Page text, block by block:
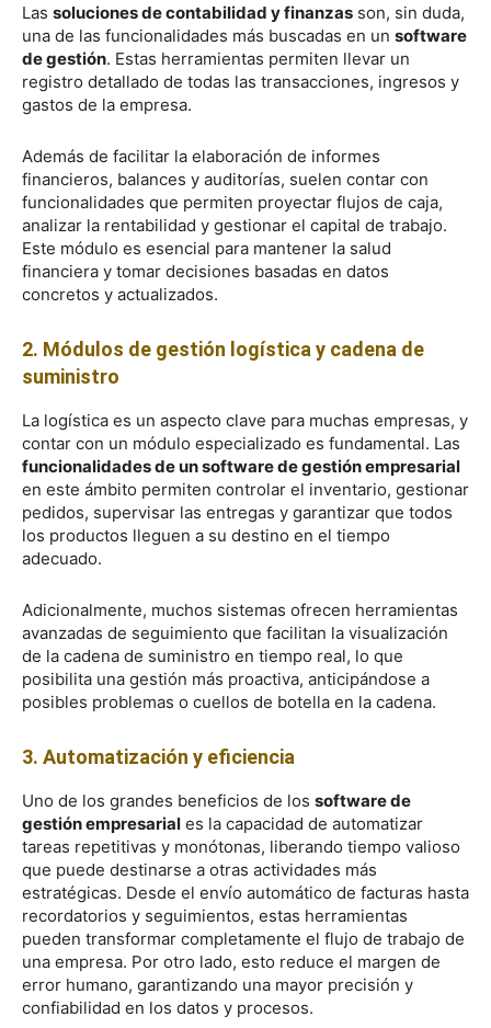
Las soluciones de contabilidad y finanzas son, sin duda,
una de las funcionalidades más buscadas en un software
de gestión. Estas herramientas permiten llevar un
registro detallado de todas las transacciones, ingresos y
gastos de la empresa.
Además de facilitar la elaboración de informes
financieros, balances y auditorías, suelen contar con
funcionalidades que permiten proyectar flujos de caja,
analizar la rentabilidad y gestionar el capital de trabajo.
Este módulo es esencial para mantener la salud
financiera y tomar decisiones basadas en datos
concretos y actualizados.
2. Módulos de gestión logística y cadena de
suministro
La logística es un aspecto clave para muchas empresas, y
contar con un módulo especializado es fundamental. Las
funcionalidades de un software de gestión empresarial
en este ámbito permiten controlar el inventario, gestionar
pedidos, supervisar las entregas y garantizar que todos
los productos lleguen a su destino en el tiempo
adecuado.
Adicionalmente, muchos sistemas ofrecen herramientas
avanzadas de seguimiento que facilitan la visualización
de la cadena de suministro en tiempo real, lo que
posibilita una gestión más proactiva, anticipándose a
posibles problemas o cuellos de botella en la cadena.
3. Automatización y eficiencia
Uno de los grandes beneficios de los software de
gestión empresarial es la capacidad de automatizar
tareas repetitivas y monótonas, liberando tiempo valioso
que puede destinarse a otras actividades más
estratégicas. Desde el envío automático de facturas hasta
recordatorios y seguimientos, estas herramientas
pueden transformar completamente el flujo de trabajo de
una empresa. Por otro lado, esto reduce el margen de
error humano, garantizando una mayor precisión y
confiabilidad en los datos y procesos.